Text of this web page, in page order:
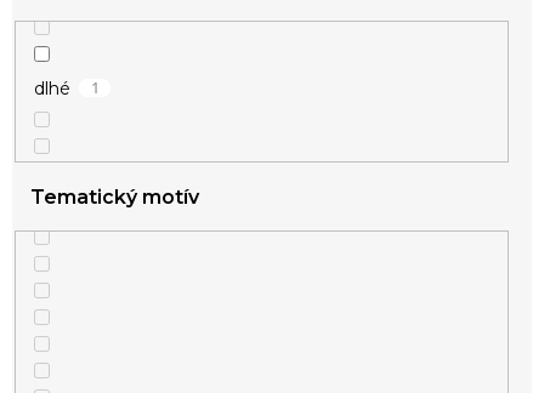
dlhé 1
Tematický motív